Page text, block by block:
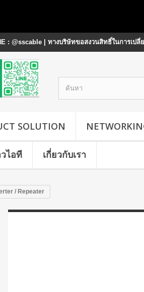
: @sscable | ทางบริษัทขอสงวนสิทธิ์ในการเป
SOLUTION
ไอที เกี่ยวกับเรา
/ Repeater